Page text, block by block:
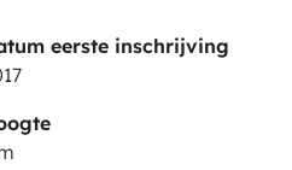
eerste inschrijving